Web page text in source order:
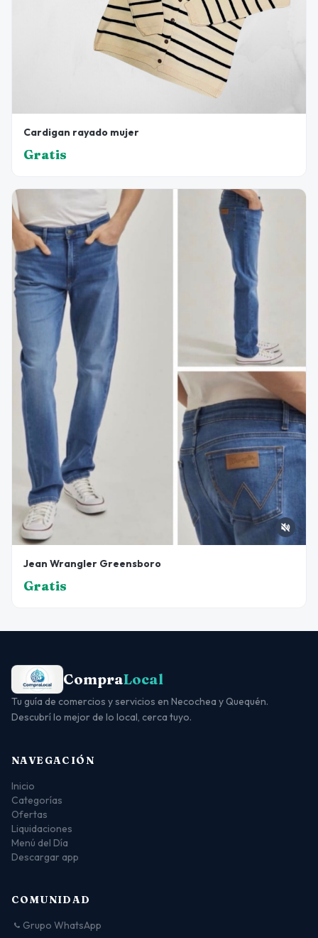
Cardigan rayado mujer
Gratis
Jean Wrangler Greensboro
Gratis
CompraLocal
Tu guía de comercios y servicios en Necochea y Quequén.
Descubrí lo mejor de lo local, cerca tuyo.
NAVEGACIÓN
Inicio
Categorías
Ofertas
Liquidaciones
Menú del Día
Descargar app
COMUNIDAD
Grupo WhatsApp